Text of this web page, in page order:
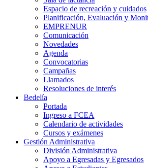
Espacio de recreación y cuidados
Planificación, Evaluación y
EMPRENUR
Comunicación
Novedades
Agenda
Convocatorias
Campañas
Llamados
Resoluciones de interés
Bedelía
Portada
Ingreso a FCEA
Calendario de actividades
Cursos y exámenes
Gestión Administrativa
División Administrativa
Apoyo a Egresadas y Egresados